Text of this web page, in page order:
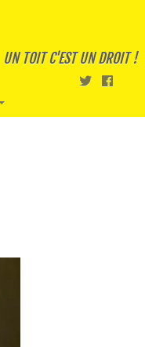
UN TOIT C'EST UN DROIT !